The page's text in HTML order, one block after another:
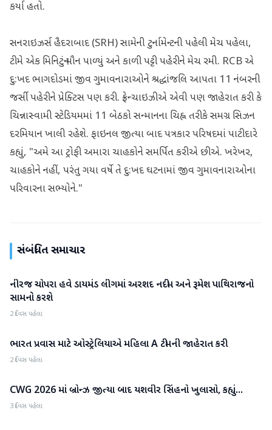
કર્યા હતો.
સનરાઇઝર્સ હૈદરાબાદ (SRH) સામેની ટુર્નામેન્ટની પહેલી મેચ પહેલા,
ટીમે એક મિનિટનું મૌન પાળ્યું અને કાળી પટ્ટી પહેરીને મેચ રમી. RCB એ
દુ:ખદ ભાગદોડમાં જીવ ગુમાવનારાઓને શ્રદ્ધાંજલિ આપતા 11 નંબરની
જર્સી પહેરીને પ્રેક્ટિસ પણ કરી. ફ્રેન્ચાઇઝીએ એવી પણ જાહેરાત કરી કે
ચિન્નાસ્વામી સ્ટેડિયમમાં 11 બેઠકો સન્માનના ચિહ્ન તરીકે સમગ્ર સિઝન
દરમિયાન ખાલી રહેશે. ફાઇનલ જીત્યા બાદ પત્રકાર પરિષદમાં પાટીદારે
કહ્યું, "અમે આ ટ્રોફી અમારા ચાહકોને સમર્પિત કરીએ છીએ. ખરેખર,
ચાહકોને નહીં, પરંતુ ગયા વર્ષે તે દુ:ખદ ઘટનામાં જીવ ગુમાવનારાઓના
પરિવારના સભ્યોને."
સંબંધિત સમાચાર
રમતગમત
નીરજ ચોપરા હવે ડાયમંડ લીગમાં અરશદ નદીમ અને રૂમેશ પાથિરાજનો
સામનો કરશે
2 દિવસ પહેલા
રમતગમત
ભારત પ્રવાસ માટે ઓસ્ટ્રેલિયાએ મહિલા A ટીમની જાહેરાત કરી
2 દિવસ પહેલા
રમતગમત
CWG 2026 માં બ્રોન્ઝ જીત્યા બાદ યશવીર સિંહનો ખુલાસો, કહ્યું...
3 દિવસ પહેલા